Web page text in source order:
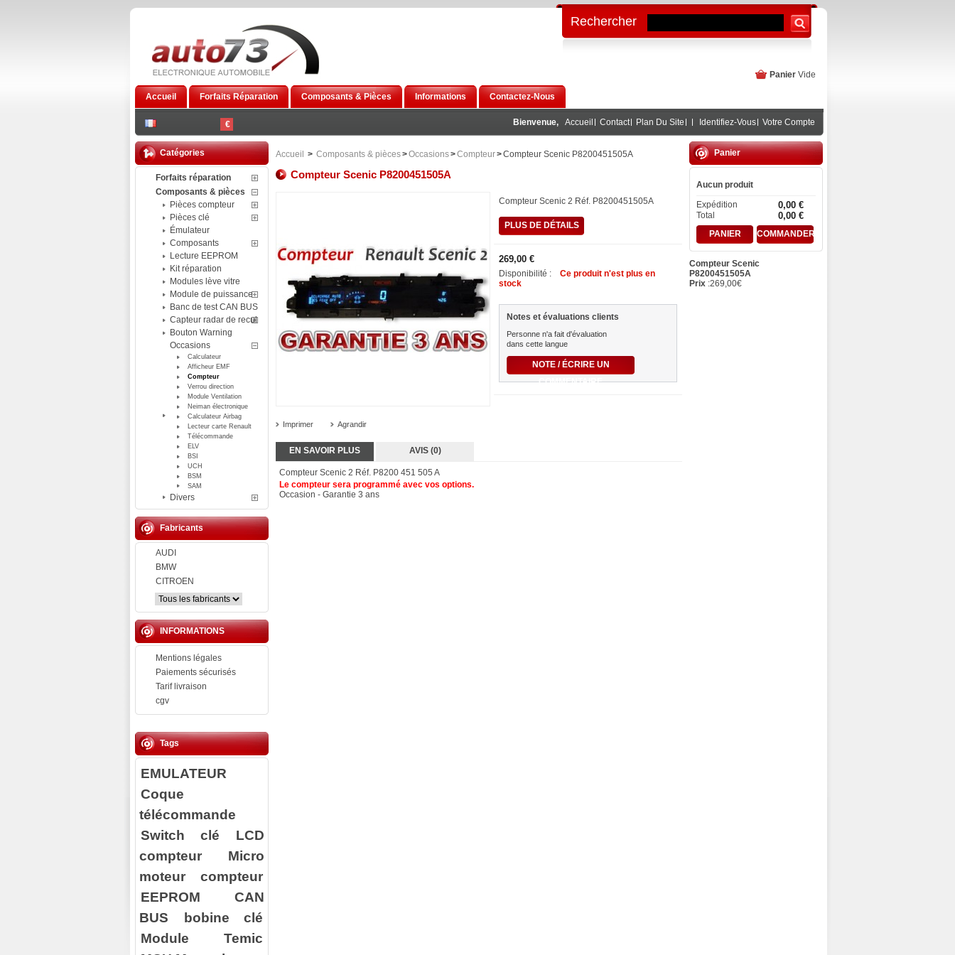
€
Accueil Forfaits Réparation Composants & Pièces Informations Contactez-Nous
Panier Vide
Bienvenue, Accueil Contact Plan Du Site Identifiez-Vous Votre Compte
Rechercher
Catégories
Forfaits réparation
Composants & pièces
Pièces compteur
Pièces clé
Émulateur
Composants
Lecture EEPROM
Kit réparation
Modules lève vitre
Module de puissance
Banc de test CAN BUS
Capteur radar de recul
Bouton Warning
Occasions
Calculateur
Afficheur EMF
Compteur
Verrou direction
Module Ventilation
Neiman électronique
Calculateur Airbag
Lecteur carte Renault
Télécommande
ELV
BSI
UCH
BSM
SAM
Divers
Fabricants
AUDI
BMW
CITROEN
INFORMATIONS
Mentions légales
Paiements sécurisés
Tarif livraison
cgv
Tags
EMULATEUR
Coque
télécommande
Switch clé
LCD
compteur
Micro
moteur compteur
EEPROM
CAN
BUS
bobine clé
Module Temic
Accueil > Composants & pièces>Occasions>Compteur>Compteur Scenic P8200451505A
Compteur Scenic P8200451505A
Imprimer Agrandir
Compteur Scenic 2 Réf. P8200451505 A
PLUS DE DÉTAILS
269,00 €
Disponibilité :
Ce produit n'est plus en
stock
Notes et évaluations clients
Personne n'a fait d'évaluation
dans cette langue
NOTE / ÉCRIRE UN
COMMENTAIRE
EN SAVOIR PLUS AVIS (0)
Compteur Scenic 2 Réf. P8200 451 505 A
Le compteur sera programmé avec vos options.
Occasion - Garantie 3 ans
Panier
Aucun produit
Expédition
0,00 €
Total 0,00 €
PANIER COMMANDER
Compteur Scenic
P8200451505A
Prix :269,00€